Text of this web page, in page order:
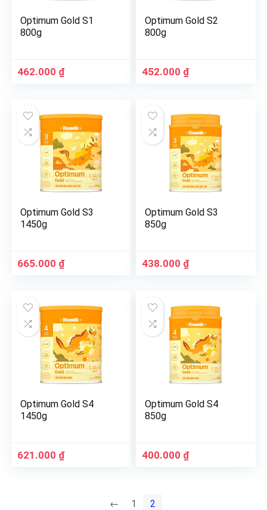
Optimum Gold S1
800g
462.000 ₫
Optimum Gold S2
800g
452.000 ₫
Optimum Gold S3
1450g
665.000 ₫
Optimum Gold S3
850g
438.000 ₫
Optimum Gold S4
1450g
621.000 ₫
Optimum Gold S4
850g
400.000 ₫
← 1 2